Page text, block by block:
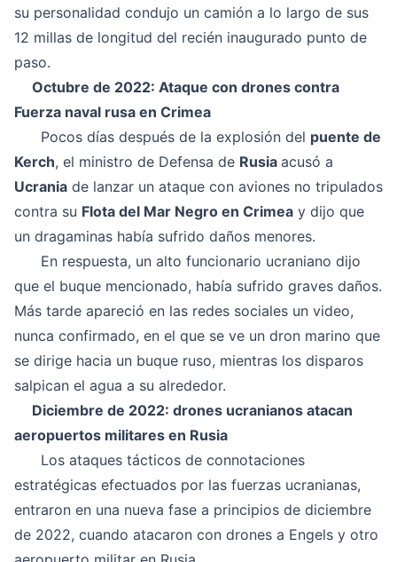
su personalidad condujo un camión a lo largo de sus
12 millas de longitud del recién inaugurado punto de
paso.
Octubre de 2022: Ataque con drones contra
Fuerza naval rusa en Crimea
Pocos días después de la explosión del puente de
Kerch, el ministro de Defensa de Rusia acusó a
Ucrania de lanzar un ataque con aviones no tripulados
contra su Flota del Mar Negro en Crimea y dijo que
un dragaminas había sufrido daños menores.
En respuesta, un alto funcionario ucraniano dijo
que el buque mencionado, había sufrido graves daños.
Más tarde apareció en las redes sociales un video,
nunca confirmado, en el que se ve un dron marino que
se dirige hacia un buque ruso, mientras los disparos
salpican el agua a su alrededor.
Diciembre de 2022: drones ucranianos atacan
aeropuertos militares en Rusia
Los ataques tácticos de connotaciones
estratégicas efectuados por las fuerzas ucranianas,
entraron en una nueva fase a principios de diciembre
de 2022, cuando atacaron con drones a Engels y otro